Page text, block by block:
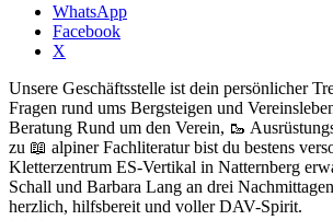
WhatsApp
Facebook
X
Unsere Geschäftsstelle ist dein persönlicher
Fragen rund ums Bergsteigen und
Beratung Rund um den Verein, 🥾
zu 📖 alpiner Fachliteratur bist du bestens
Kletterzentrum ES-Vertikal in Natternberg
Schall und Barbara Lang an drei
herzlich, hilfsbereit und voller DAV-Spirit.